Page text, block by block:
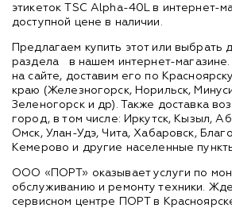
этикеток TSC Alpha-40L в интернет-
доступной цене в наличии.
Предлагаем купить этот или выбрать
раздела
в нашем интернет-
на сайте, доставим его по
краю (Железногорск, Норильск,
Зеленогорск и др). Также доставка
город, в том числе: Иркутск, Кызыл,
Омск, Улан-Удэ, Чита, Хабаровск,
Кемерово и другие населенные
ООО «ПОРТ» оказывает услуги по
обслуживанию и ремонту техники.
сервисном центре ПОРТ в